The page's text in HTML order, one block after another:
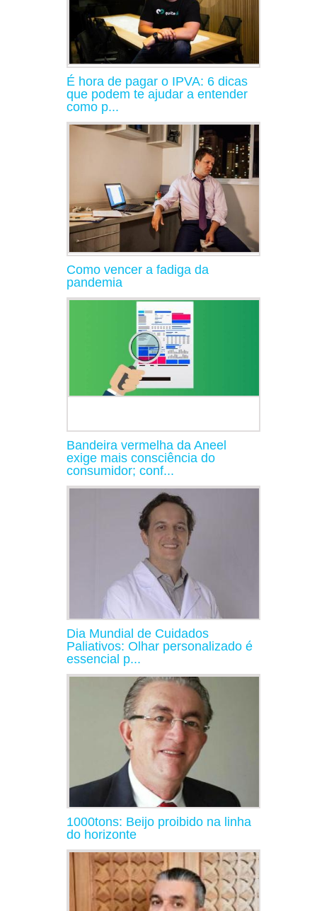
É hora de pagar o IPVA: 6 dicas
que podem te ajudar a entender
como p...
Como vencer a fadiga da
pandemia
Bandeira vermelha da Aneel
exige mais consciência do
consumidor; conf...
Dia Mundial de Cuidados
Paliativos: Olhar personalizado é
essencial p...
1000tons: Beijo proibido na linha
do horizonte